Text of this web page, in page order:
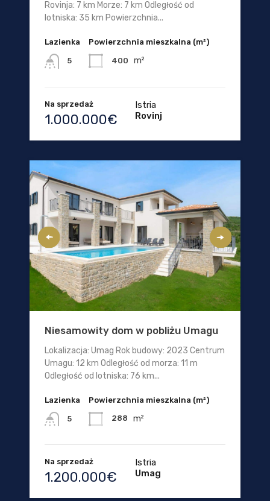
Rovinja: 7 km Morze: 7 km Odległość od
lotniska: 35 km Powierzchnia...
Lazienka
5
Powierzchnia mieszkalna (m²)
400 m²
Na sprzedaż
1.000.000€
Istria
Rovinj
Niesamowity dom w pobliżu Umagu
Lokalizacja: Umag Rok budowy: 2023 Centrum
Umagu: 12 km Odległość od morza: 11 m
Odległość od lotniska: 76 km...
Lazienka
5
Powierzchnia mieszkalna (m²)
288 m²
Na sprzedaż
1.200.000€
Istria
Umag